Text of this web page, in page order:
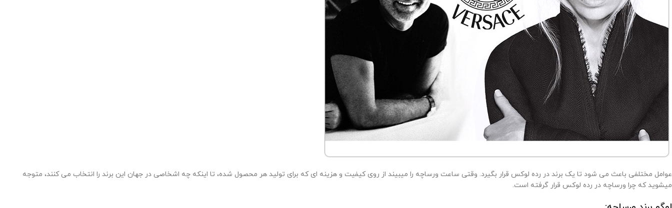
عوامل مختلفی باعث می شود تا یک برند در رده لوکس قرار بگیرد. وقتی ساعت ورساچه را میبیند از روی کیفیت و هزینه ای که برای تولید هر محصول شده، تا اینکه چه اشخاصی در جهان این برند را انتخاب می کنند، متوجه
میشوید که چرا ورساچه در رده لوکس قرار گرفته است.